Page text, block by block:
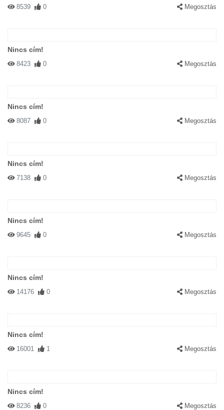
8539 0 Megosztás
Nincs cím!
8423 0 Megosztás
Nincs cím!
8087 0 Megosztás
Nincs cím!
7138 0 Megosztás
Nincs cím!
9645 0 Megosztás
Nincs cím!
14176 0 Megosztás
Nincs cím!
16001 1 Megosztás
Nincs cím!
8236 0 Megosztás